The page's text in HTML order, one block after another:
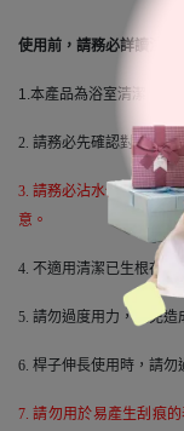
使用前，請務必詳讀注意
1.本產品為浴室清潔用品
2. 請務必先確認對象物的
3. 請務必沾水使用，若沒
意。
4. 不適用清潔已生根在膠
5. 請勿過度用力，以免造
6. 桿子伸長使用時，請勿
7.請勿用於易產生刮痕